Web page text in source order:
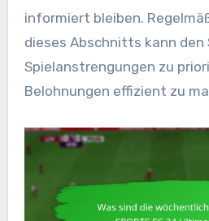
informiert bleiben.
dieses Abschnitts kann den
Spielanstrengungen zu
Belohnungen effizient zu